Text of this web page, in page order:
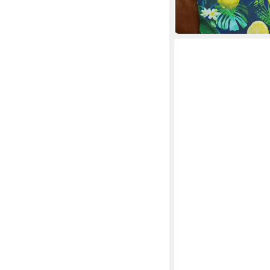
(7,99 €/ 1 m)
in 4-5 Werktagen bei dir